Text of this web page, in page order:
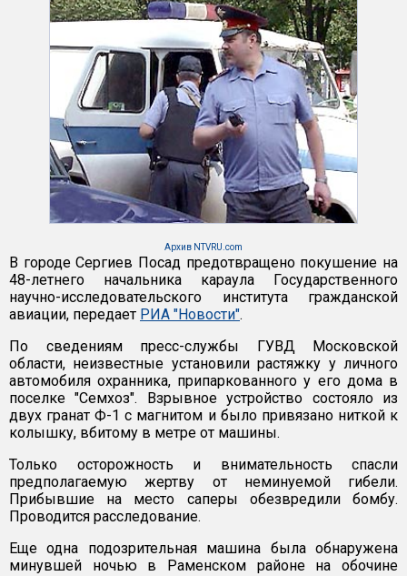
Архив NTVRU.com
В городе Сергиев Посад предотвращено покушение на
48-летнего начальника караула Государственного
научно-исследовательского института гражданской
авиации, передает РИА "Новости".
По сведениям пресс-службы ГУВД Московской
области, неизвестные установили растяжку у личного
автомобиля охранника, припаркованного у его дома в
поселке "Семхоз". Взрывное устройство состояло из
двух гранат Ф-1 с магнитом и было привязано ниткой к
колышку, вбитому в метре от машины.
Только осторожность и внимательность спасли
предполагаемую жертву от неминуемой гибели.
Прибывшие на место саперы обезвредили бомбу.
Проводится расследование.
Еще одна подозрительная машина была обнаружена
минувшей ночью в Раменском районе на обочине